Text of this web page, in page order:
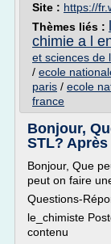
Site : https://
Thèmes liés :
chimie a l
et sciences de
/ ecole
paris / ecole
france
Bonjour,
STL? Après
Bonjour, Que
peut on faire
Questions-
le_chimiste
contenu